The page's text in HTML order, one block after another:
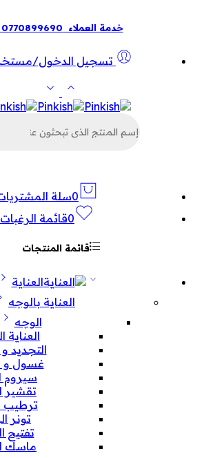
خدمة العملاء 0770899690
تسجيل الدخول/
عن
0سلة
0قائمة الرغبات
قائمة المنتجات
العناية
العناية بالوجه
الوجه
العناية
التجديد و
غسول
سيروم
تقشير
ترطيب
تونر
تفتيح
ماسك